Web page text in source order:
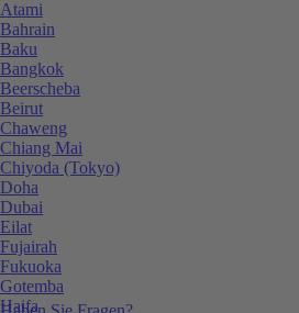
Atami
Bahrain
Baku
Bangkok
Beerscheba
Beirut
Chaweng
Chiang Mai
Chiyoda (Tokyo)
Doha
Dubai
Eilat
Fujairah
Fukuoka
Gotemba
Haifa